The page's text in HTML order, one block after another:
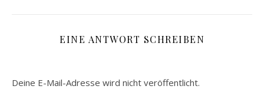
EINE ANTWORT SCHREIBEN
Deine E-Mail-Adresse wird nicht veröffentlicht.